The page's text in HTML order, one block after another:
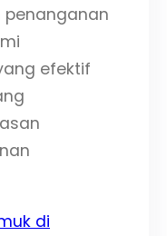
efektif
di